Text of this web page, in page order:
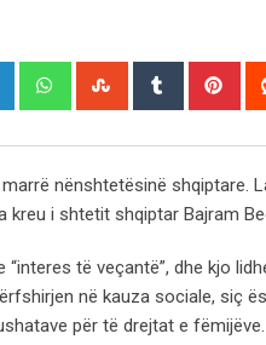
LinkedIn WhatsappStumbleUpon
Tumblr
nënshtetësinë shqiptare.
i shtetit shqiptar Bajram
të veçantë”, dhe kjo
në kauza sociale, siç
për të drejtat e fëmijëve.